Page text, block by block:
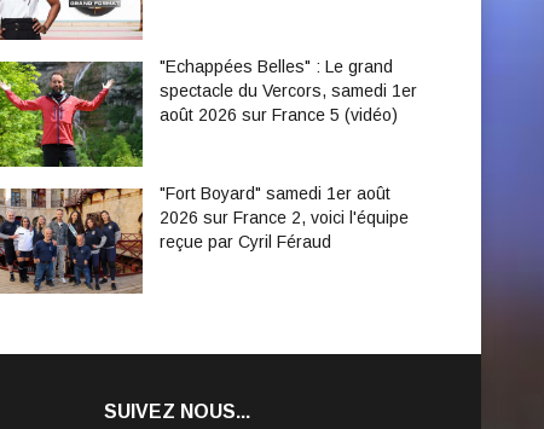
"Echappées Belles" : Le grand
spectacle du Vercors, samedi 1er
août 2026 sur France 5 (vidéo)
"Fort Boyard" samedi 1er août
2026 sur France 2, voici l'équipe
reçue par Cyril Féraud
SUIVEZ NOUS...